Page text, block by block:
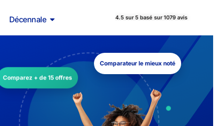
Décennale 4.5 sur 5 basé sur 1079 avis
Comparez + de 15 offres
Comparateur le mieux noté